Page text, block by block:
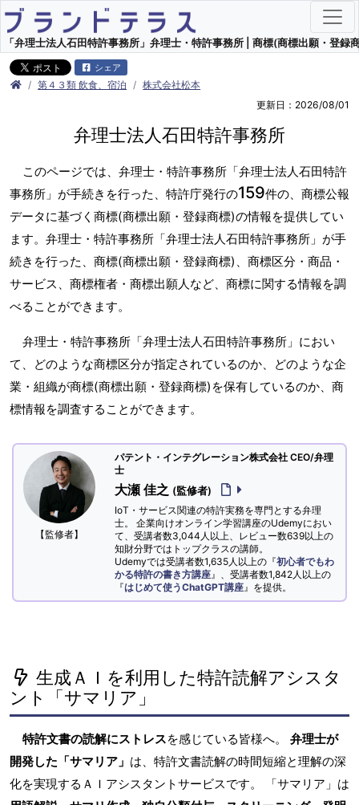
「弁理士法人石田特許事務所」弁理士・特許事務所 | 商標(商標出願・登録
シェア
第４３類 飲食、宿泊
株式会社松本
更新日：2026/08/01
弁理士法人石田特許事務所
このページでは、弁理士・特許事務所「弁理士法人石田特許
事務所」が手続きを行った、特許庁発行の159件の、商標公報
データに基づく商標(商標出願・登録商標)の情報を提供してい
ます。弁理士・特許事務所「弁理士法人石田特許事務所」が手
続きを行った、商標(商標出願・登録商標)、商標区分・商品・
サービス、商標権者・商標出願人など、商標に関する情報を調
べることができます。
弁理士・特許事務所「弁理士法人石田特許事務所」におい
て、どのような商標区分が指定されているのか、どのような企
業・組織が商標(商標出願・登録商標)を保有しているのか、商
標情報を調査することができます。
【監修者】
パテント・インテグレーション株式会社 CEO/弁理
士
大瀬 佳之 (監修者)
IoT・サービス関連の特許実務を専門とする弁理
士。 企業向けオンライン学習講座のUdemyにおい
て、受講者数3,044人以上、レビュー数639以上の
知財分野ではトップクラスの講師。
Udemyでは受講者数1,635人以上の『初心者でもわ
かる特許の書き方講座 』、受講者数1,842人以上の
『はじめて使うChatGPT講座 』を提供。
生成ＡＩを利用した特許読解アシスタ
ント「サマリア」
特許文書の読解にストレスを感じている皆様へ。 弁理士が
開発した「サマリア」 は、特許文書読解の時間短縮と理解の深
化を実現するＡＩアシスタントサービスです。 「サマリア」は